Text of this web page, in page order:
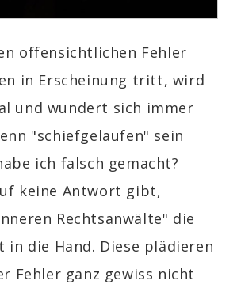
offensichtlichen Fehler
in Erscheinung tritt, wird
und wundert sich immer
"schiefgelaufen" sein
ich falsch gemacht?
keine Antwort gibt,
Rechtsanwälte" die
in die Hand. Diese plädieren
Fehler ganz gewiss nicht